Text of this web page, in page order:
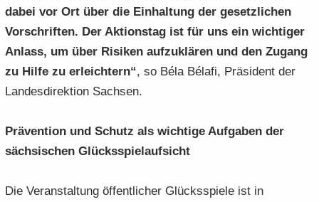
dabei vor Ort über die Ein­hal­tung der ge­setz­li­chen
Vor­schrif­ten. Der Ak­ti­ons­tag ist für uns ein wich­ti­ger
An­lass, um über Ri­si­ken auf­zu­klä­ren und den Zu­gang
zu Hilfe zu er­leich­tern“, so Béla Bélafi, Prä­si­dent der
Lan­des­di­rek­ti­on Sach­sen.
Prä­ven­ti­on und Schutz als wich­ti­ge Auf­ga­ben der
säch­si­schen Glücks­spiel­auf­sicht
Die Ver­an­stal­tung öf­fent­li­cher Glücks­spie­le ist in